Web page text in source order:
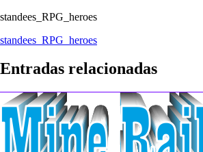
standees_RPG_heroes
Navegación
de
entradas
standees_RPG_heroes
Entradas relacionadas